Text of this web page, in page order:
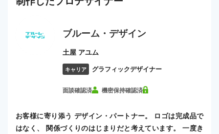
ブルーム・デザイン
土屋 アユム
キャリア グラフィックデザイナー
面談確認済 機密保持確認済
お客様に寄り添う デザイン・パートナー。 ロゴは完成品で
はなく、 関係づくりのはじまりだと考えています。 一度き